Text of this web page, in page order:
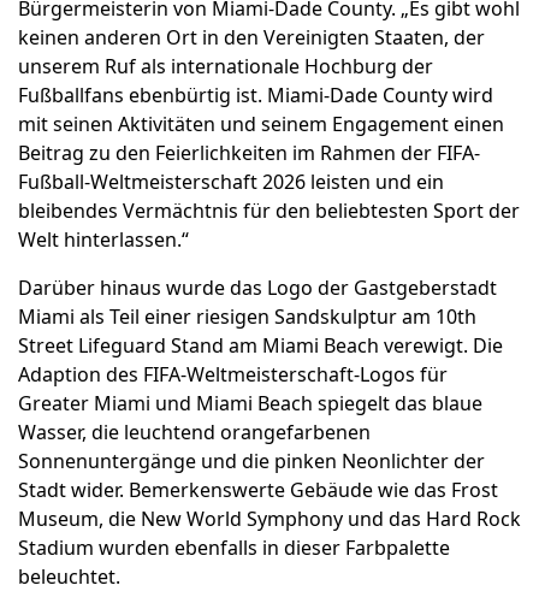
Bürgermeisterin von Miami-Dade County. „Es gibt wohl
keinen anderen Ort in den Vereinigten Staaten, der
unserem Ruf als internationale Hochburg der
Fußballfans ebenbürtig ist. Miami-Dade County wird
mit seinen Aktivitäten und seinem Engagement einen
Beitrag zu den Feierlichkeiten im Rahmen der FIFA-
Fußball-Weltmeisterschaft 2026 leisten und ein
bleibendes Vermächtnis für den beliebtesten Sport der
Welt hinterlassen.“
Darüber hinaus wurde das Logo der Gastgeberstadt
Miami als Teil einer riesigen Sandskulptur am 10th
Street Lifeguard Stand am Miami Beach verewigt. Die
Adaption des FIFA-Weltmeisterschaft-Logos für
Greater Miami und Miami Beach spiegelt das blaue
Wasser, die leuchtend orangefarbenen
Sonnenuntergänge und die pinken Neonlichter der
Stadt wider. Bemerkenswerte Gebäude wie das Frost
Museum, die New World Symphony und das Hard Rock
Stadium wurden ebenfalls in dieser Farbpalette
beleuchtet.